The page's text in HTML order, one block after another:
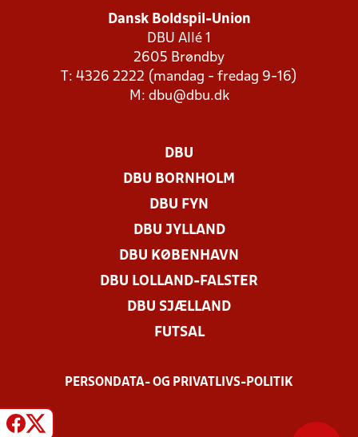
Dansk Boldspil-Union
DBU Allé 1
2605 Brøndby
T: 4326 2222 (mandag - fredag 9-16)
M: dbu@dbu.dk
DBU
DBU BORNHOLM
DBU FYN
DBU JYLLAND
DBU KØBENHAVN
DBU LOLLAND-FALSTER
DBU SJÆLLAND
FUTSAL
PERSONDATA- OG PRIVATLIVS-POLITIK